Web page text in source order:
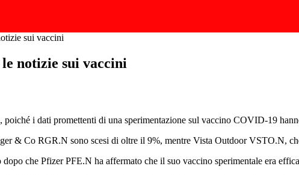
sui vaccini
notizie sui vaccini
i dati promettenti di una sperimentazione sul vaccino COVID-19
& Co RGR.N sono scesi di oltre il 9%, mentre Vista Outdoor VSTO.N,
che Pfizer PFE.N ha affermato che il suo vaccino sperimentale era